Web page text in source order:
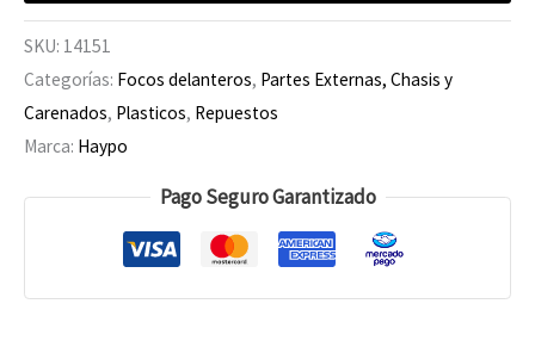
SKU: 14151
Categorías: Focos delanteros, Partes Externas, Chasis y
Carenados, Plasticos, Repuestos
Marca: Haypo
Pago Seguro Garantizado